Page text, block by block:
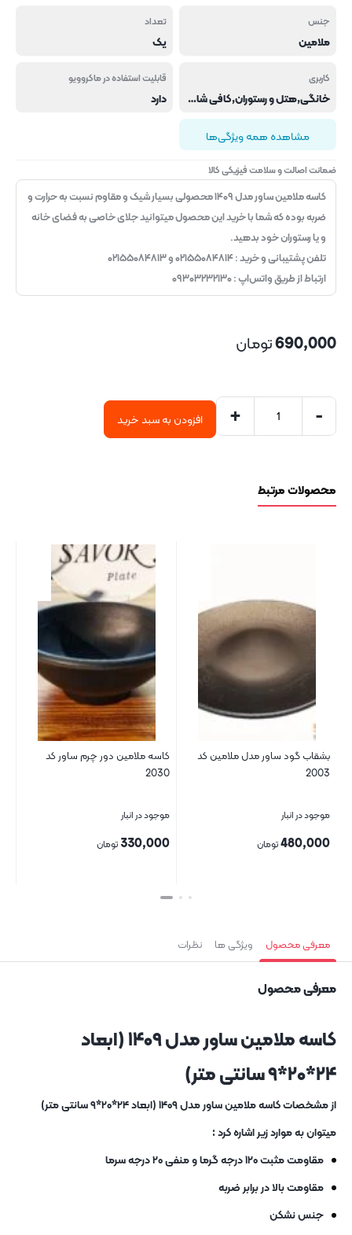
جنس
ملامین
تعداد
یک
کاربری
خانگی,هتل و رستوران,کافی شاپ و فست فود
قابلیت استفاده در ماکروویو
دارد
مشاهده همه ویژگی‌ها
ضمانت اصالت و سلامت فیزیکی کالا
کاسه ملامین ساور مدل ۱۴۰۹ محصولی بسیار شیک و مقاوم نسبت به حرارت و
ضربه بوده که شما با خرید این محصول میتوانید جلای خاصی به فضای خانه
و یا رستوران خود بدهید.
تلفن پشتیبانی و خرید : ۰۲۱۵۵۰۸۴۸۱۴ و ۰۲۱۵۵۰۸۴۸۱۳
ارتباط از طریق واتس‌اپ : ۰۹۳۰۳۲۳۲۱۳۰
690,000تومان
-
+ افزودن به سبد خرید
محصولات مرتبط
بشقاب گود ساور مدل ملامین کد
2003
موجود در انبار
480,000تومان
کاسه ملامین دور چرم ساور کد
2030
موجود در انبار
330,000 تومان
بستن
معرفی محصول ویژگی ها نظرات
معرفی محصول
کاسه ملامین ساور مدل ۱۴۰۹ (ابعاد
۲۴*۲۰*۹ سانتی متر)
از مشخصات کاسه ملامین ساور مدل ۱۴۰۹ (ابعاد ۲۴*۲۰*۹ سانتی متر)
میتوان به موارد زیر اشاره کرد :
مقاومت مثبت ۱۲۰ درجه گرما و منفی ۲۰ درجه سرما
مقاومت بالا در برابر ضربه
جنس نشکن